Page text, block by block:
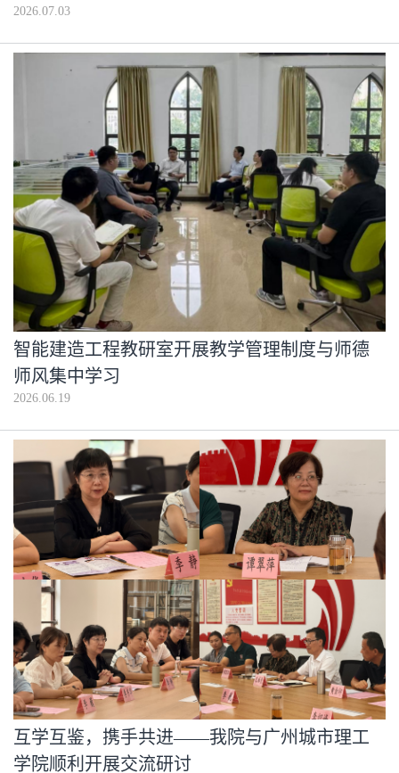
2026.07.03
智能建造工程教研室开展教学管理制度与师德
师风集中学习
2026.06.19
互学互鉴，携手共进——我院与广州城市理工
学院顺利开展交流研讨